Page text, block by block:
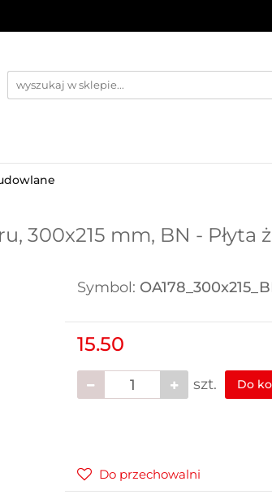
BRD
300x215 mm, BN - Płyta
Symbol:
15.50
szt. Do
Do przechowalni